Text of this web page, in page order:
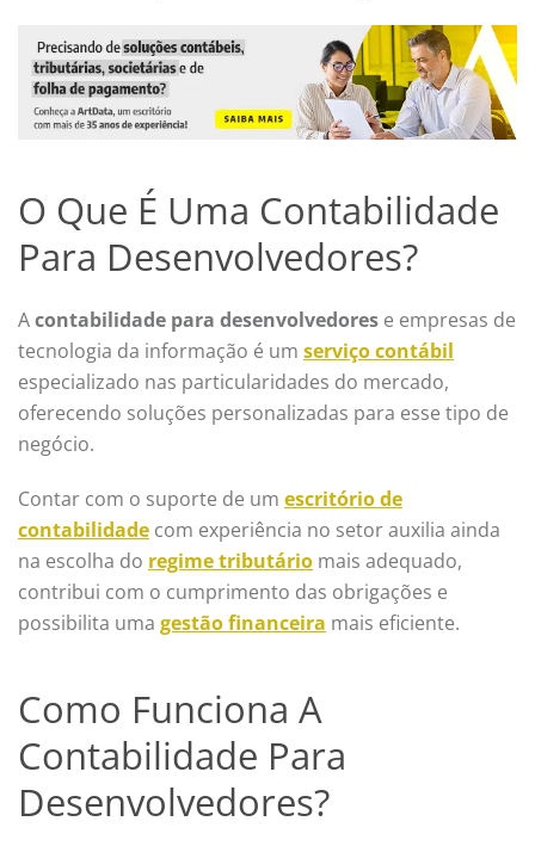
O Que É Uma Contabilidade
Para Desenvolvedores?
Acontabilidade para desenvolvedores e empresas de
tecnologia da informação é um serviço contábil
especializado nas particularidades do mercado,
oferecendo soluções personalizadas para esse tipo de
negócio.
Contar com o suporte de um escritório de
contabilidade com experiência no setor auxilia ainda
na escolha do regime tributário mais adequado,
contribui com o cumprimento das obrigações e
possibilita uma gestão financeira mais eficiente.
Como Funciona A
Contabilidade Para
Desenvolvedores?